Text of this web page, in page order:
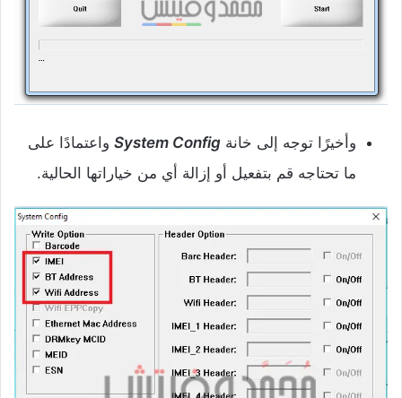
وأخيرًا توجه إلى خانة System Config واعتمادًا على
ما تحتاجه قم بتفعيل أو إزالة أي من خياراتها الحالية.